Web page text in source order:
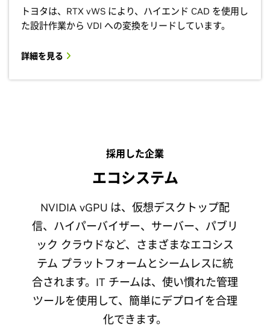
トヨタは、RTX vWS により、ハイエンド CAD を使用し
た設計作業から VDI への変換をリードしています。
詳細を見る
採用した企業
エコシステム
NVIDIA vGPU は、仮想デスクトップ配
信、ハイパーバイザー、サーバー、パブリ
ック クラウドなど、さまざまなエコシス
テム プラットフォームとシームレスに統
合されます。IT チームは、使い慣れた管理
ツールを使用して、簡単にデプロイを合理
化できます。